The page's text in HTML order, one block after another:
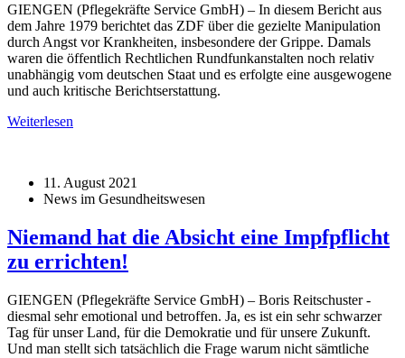
GIENGEN (Pflegekräfte Service GmbH) – In diesem Bericht aus
dem Jahre 1979 berichtet das ZDF über die gezielte Manipulation
durch Angst vor Krankheiten, insbesondere der Grippe. Damals
waren die öffentlich Rechtlichen Rundfunkanstalten noch relativ
unabhängig vom deutschen Staat und es erfolgte eine ausgewogene
und auch kritische Berichtserstattung.
Weiterlesen
11. August 2021
News im Gesundheitswesen
Niemand hat die Absicht eine Impfpflicht
zu errichten!
GIENGEN (Pflegekräfte Service GmbH) – Boris Reitschuster -
diesmal sehr emotional und betroffen. Ja, es ist ein sehr schwarzer
Tag für unser Land, für die Demokratie und für unsere Zukunft.
Und man stellt sich tatsächlich die Frage warum nicht sämtliche